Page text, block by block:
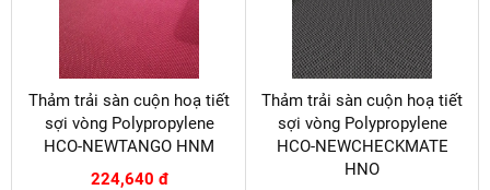
Thảm trải sàn cuộn hoạ tiết
sợi vòng Polypropylene
HCO-NEWTANGO HNM
224,640 đ
Thảm trải sàn cuộn hoạ tiết
sợi vòng Polypropylene
HCO-NEWCHECKMATE
HNO